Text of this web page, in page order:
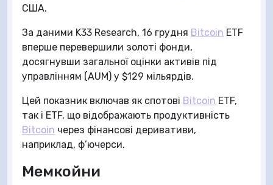
США.
За даними K33 Research, 16 грудня Bitcoin ETF
вперше перевершили золоті фонди,
досягнувши загальної оцінки активів під
управлінням (AUM) у $129 мільярдів.
Цей показник включав як спотові Bitcoin ETF,
так і ETF, що відображають продуктивність
Bitcoin через фінансові деривативи,
наприклад, ф’ючерси.
Мемкойни